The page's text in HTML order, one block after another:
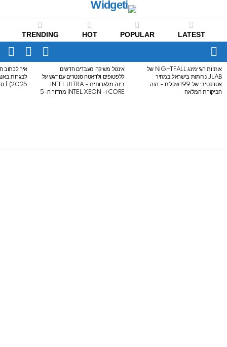
LATEST
POPULAR
HOT
TRENDING
Menu
SWITCH
SKIN
LATEST
STORIES
אוזניות הגיימינג NIGHTFALL של
JLAB נוחתות בישראל במחיר
אטרקטיבי של 199 שקלים – הנה
הביקורת המלאה
אינטל משיקה מעבדים חדשים
ללפטופים ולדאטה סנטרים עם דגש על
בינה מלאכותית – INTEL ULTRA
CORE ו- INTEL XEON מהדור ה-5
איך לכתוב
2025) | סיכום לבגרות באנגלית